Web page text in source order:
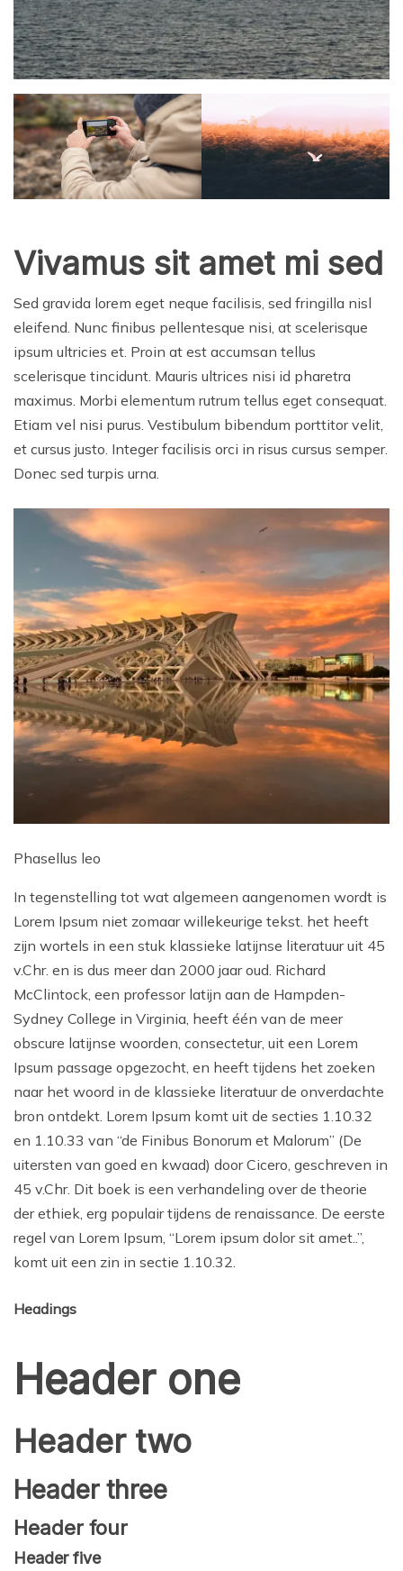
Vivamus sit amet mi sed
Sed gravida lorem eget neque facilisis, sed fringilla nisl
eleifend. Nunc finibus pellentesque nisi, at scelerisque
ipsum ultricies et. Proin at est accumsan tellus
scelerisque tincidunt. Mauris ultrices nisi id pharetra
maximus. Morbi elementum rutrum tellus eget consequat.
Etiam vel nisi purus. Vestibulum bibendum porttitor velit,
et cursus justo. Integer facilisis orci in risus cursus semper.
Donec sed turpis urna.
Phasellus leo
In tegenstelling tot wat algemeen aangenomen wordt is
Lorem Ipsum niet zomaar willekeurige tekst. het heeft
zijn wortels in een stuk klassieke latijnse literatuur uit 45
v.Chr. en is dus meer dan 2000 jaar oud. Richard
McClintock, een professor latijn aan de Hampden-
Sydney College in Virginia, heeft één van de meer
obscure latijnse woorden, consectetur, uit een Lorem
Ipsum passage opgezocht, en heeft tijdens het zoeken
naar het woord in de klassieke literatuur de onverdachte
bron ontdekt. Lorem Ipsum komt uit de secties 1.10.32
en 1.10.33 van “de Finibus Bonorum et Malorum” (De
uitersten van goed en kwaad) door Cicero, geschreven in
45 v.Chr. Dit boek is een verhandeling over de theorie
der ethiek, erg populair tijdens de renaissance. De eerste
regel van Lorem Ipsum, “Lorem ipsum dolor sit amet..”,
komt uit een zin in sectie 1.10.32.
Headings
Header one
Header two
Header three
Header four
Header five